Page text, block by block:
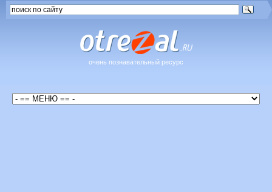
очень познавательный ресурс